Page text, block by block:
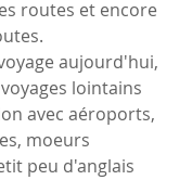
routes et encore
aujourd'hui,
lointains
avec aéroports,
moeurs
peu d'anglais